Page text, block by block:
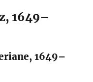
1649–
1649–